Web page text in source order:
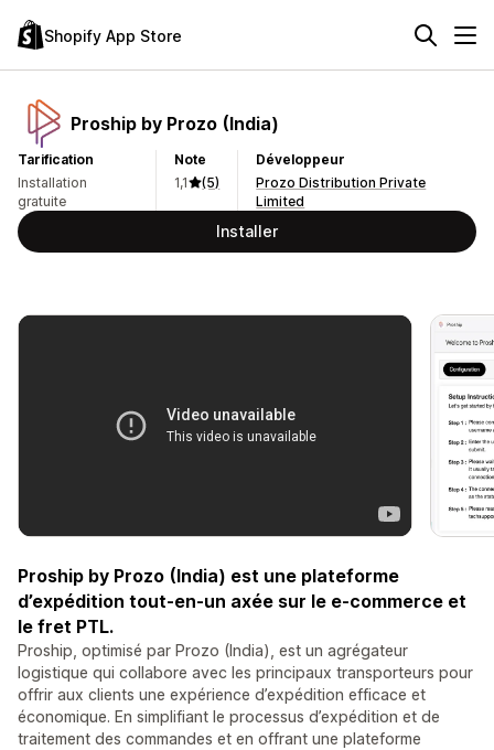
Shopify App Store
Proship by Prozo (India)
Tarification
Installation
gratuite
Note
1,1
(5)
Développeur
Prozo Distribution Private
Limited
Installer
Proship by Prozo (India) est une plateforme
d’expédition tout-en-un axée sur le e-commerce et
le fret PTL.
Proship, optimisé par Prozo (India), est un agrégateur
logistique qui collabore avec les principaux transporteurs pour
offrir aux clients une expérience d’expédition efficace et
économique. En simplifiant le processus d’expédition et de
traitement des commandes et en offrant une plateforme